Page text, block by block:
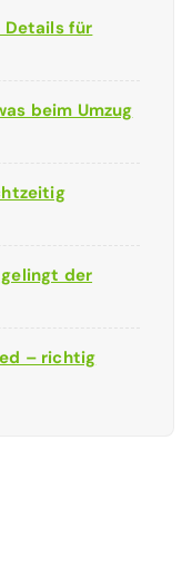
Details für
beim Umzug
der
– richtig